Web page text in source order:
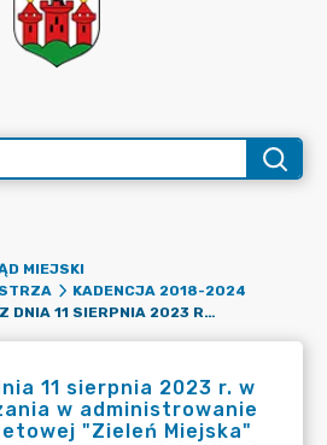
MIEJSKI
KADENCJA 2018-2024
120.139.2023 Z DNIA 11 SIERPNIA 2023 R. W SPRAWIE PRZEKAZANIA W ADMINISTROWANIE JEDNOSTCE BUDŻETOWEJ "ZIELEŃ MIEJSKA" NIERUCHOMOŚCI BĘDĄCEJ WŁASNOŚCIĄ MIASTA ŁĘCZYCA
11 sierpnia 2023 r. w
w administrowanie
"Zieleń Miejska"